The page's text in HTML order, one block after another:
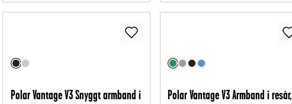
Polar Vantage V3 Snyggt armband i
Polar Vantage V3 Armband i resår,